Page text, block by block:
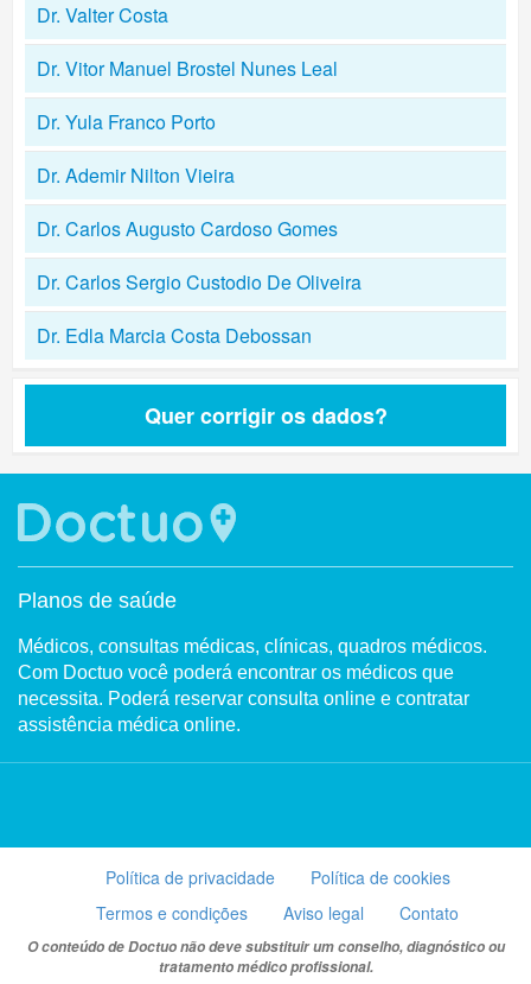
Dr. Valter Costa
Dr. Vitor Manuel Brostel Nunes Leal
Dr. Yula Franco Porto
Dr. Ademir Nilton Vieira
Dr. Carlos Augusto Cardoso Gomes
Dr. Carlos Sergio Custodio De Oliveira
Dr. Edla Marcia Costa Debossan
Quer corrigir os dados?
Planos de saúde
Médicos, consultas médicas, clínicas, quadros médicos.
Com Doctuo você poderá encontrar os médicos que
necessita. Poderá reservar consulta online e contratar
assistência médica online.
Política de privacidade
Política de cookies
Termos e condições
Aviso legal Contato
O conteúdo de Doctuo não deve substituir um conselho, diagnóstico ou
tratamento médico profissional.